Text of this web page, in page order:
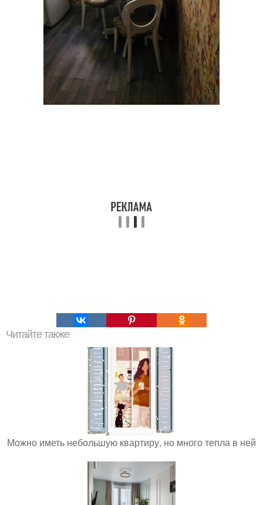
Читайте также
Можно иметь небольшую квартиру, но много тепла в ней